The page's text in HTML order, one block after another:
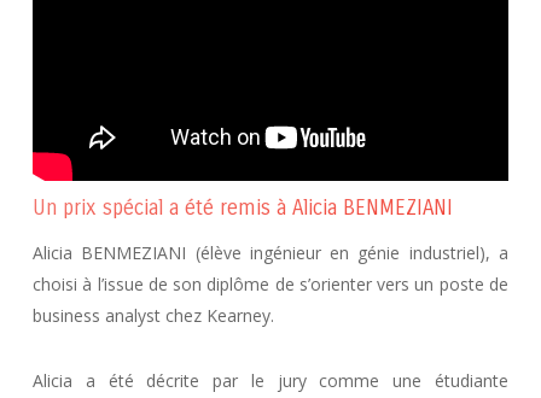
Un prix spécial a été remis à Alicia BENMEZIANI
Alicia BENMEZIANI (élève ingénieur en génie industriel), a
choisi à l’issue de son diplôme de s’orienter vers un poste de
business analyst chez Kearney.
Alicia a été décrite par le jury comme une étudiante